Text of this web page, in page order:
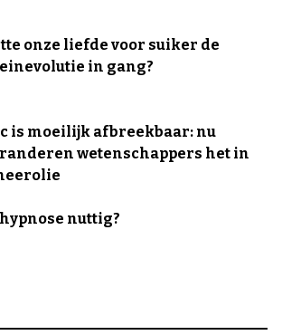
onze liefde voor suiker de
in gang?
is moeilijk afbreekbaar: nu
wetenschappers het in
nuttig?